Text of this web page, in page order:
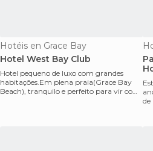
Hotéis en Grace Bay
Hotel West Bay Club
Hotel pequeno de luxo com grandes
habitações.Em plena praia(Grace Bay
Beach), tranquilo e perfeito para vir com
de